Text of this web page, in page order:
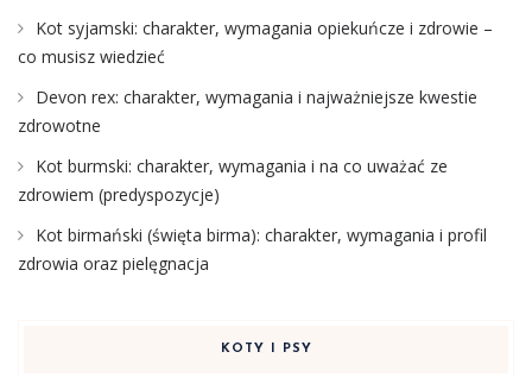
Kot syjamski: charakter, wymagania opiekuńcze i zdrowie –
co musisz wiedzieć
Devon rex: charakter, wymagania i najważniejsze kwestie
zdrowotne
Kot burmski: charakter, wymagania i na co uważać ze
zdrowiem (predyspozycje)
Kot birmański (święta birma): charakter, wymagania i profil
zdrowia oraz pielęgnacja
KOTY I PSY